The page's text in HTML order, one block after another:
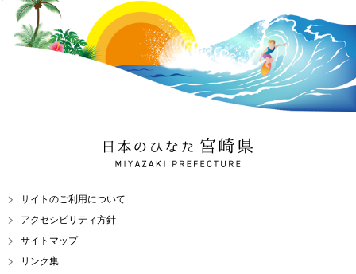
日本のひなた 宮崎県
MIYAZAKI PREFECTURE
サイトのご利用について
アクセシビリティ方針
サイトマップ
リンク集